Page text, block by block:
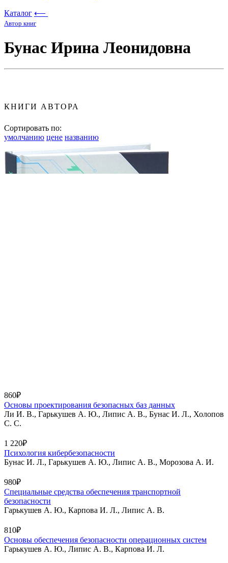
Каталог ⟵
Автор книг
Бунас Ирина Леонидовна
КНИГИ АВТОРА
Сортировать по:
умолчанию цене названию
860₽
Основы проектирования безопасных баз данных
Ли И. В., Гарькушев А. Ю., Липис А. В., Бунас И. Л., Холопов
С. С.
1 220₽
Психология кибербезопасности
Бунас И. Л., Гарькушев А. Ю., Липис А. В., Морозова А. И.
980₽
Специальные средства обеспечения транспортной
безопасности
Гарькушев А. Ю., Карпова И. Л., Липис А. В.
810₽
Основы обеспечения безопасности операционных систем
Гарькушев А. Ю., Липис А. В., Карпова И. Л.